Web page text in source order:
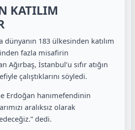
KATILIM
dünyanın 183 ülkesinden katılım
fazla misafirin
Ağırbaş, İstanbul’u sıfır atığın
çalıştıklarını söyledi.
Erdoğan hanımefendinin
aralıksız olarak
dedi.